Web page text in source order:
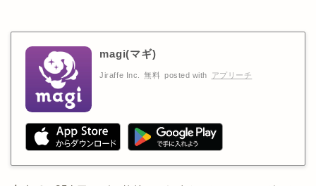
magi(マギ)
Jiraffe Inc. 無料 posted with アプリーチ